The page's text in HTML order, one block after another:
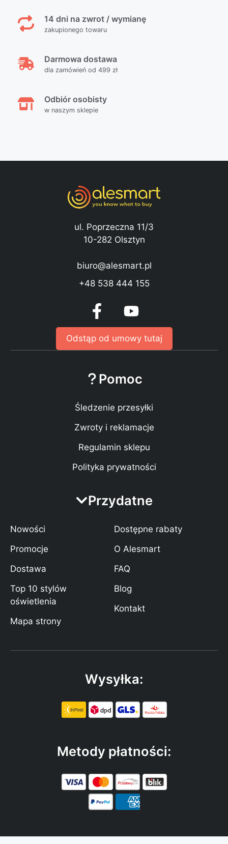
14 dni na zwrot / wymianę
zakupionego towaru
Darmowa dostawa
dla zamówień od 499 zł
Odbiór osobisty
w naszym sklepie
ul. Poprzeczna 11/3
10-282 Olsztyn
biuro@alesmart.pl
+48 538 444 155
Odstąp od umowy tutaj
Pomoc
Śledzenie przesyłki
Zwroty i reklamacje
Regulamin sklepu
Polityka prywatności
Przydatne
Nowości
Promocje
Dostawa
Top 10 stylów
oświetlenia
Mapa strony
Dostępne rabaty
O Alesmart
FAQ
Blog
Kontakt
Wysyłka:
Metody płatności: